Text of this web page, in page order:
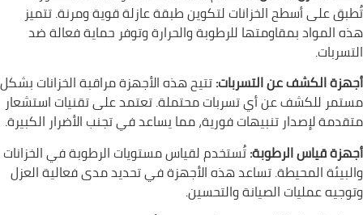
تُطبق على أسطح الخزانات لتكوين طبقة عازلة قوية ومرنة. تتميز
هذه المواد بمقاومتها للرطوبة والحرارة وتوفر حماية فعالة ضد
التسربات.
أجهزة الكشف عن التسربات:تتيح هذه الأجهزة مراقبة الخزانات بشكل
مستمر للكشف عن أي تسربات محتملة. تعتمد على تقنيات استشعار
متقدمة لإصدار تنبيهات فورية، مما يساعد في تجنب الأضرار الكبيرة.
أجهزة قياس الرطوبة:تُستخدم لقياس مستويات الرطوبة في الخزانات
والبيئة المحيطة. تساعد هذه الأجهزة في تحديد مدى فعالية العزل
وتوجيه عمليات الصيانة والتحسين.